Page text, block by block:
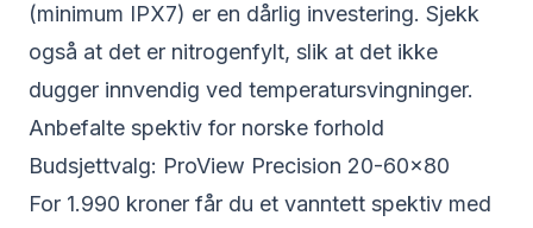
(minimum IPX7) er en dårlig investering. Sjekk
også at det er nitrogenfylt, slik at det ikke
dugger innvendig ved temperatursvingninger.
Anbefalte spektiv for norske forhold
Budsjettvalg: ProView Precision 20-60×80
For 1.990 kroner får du et vanntett spektiv med